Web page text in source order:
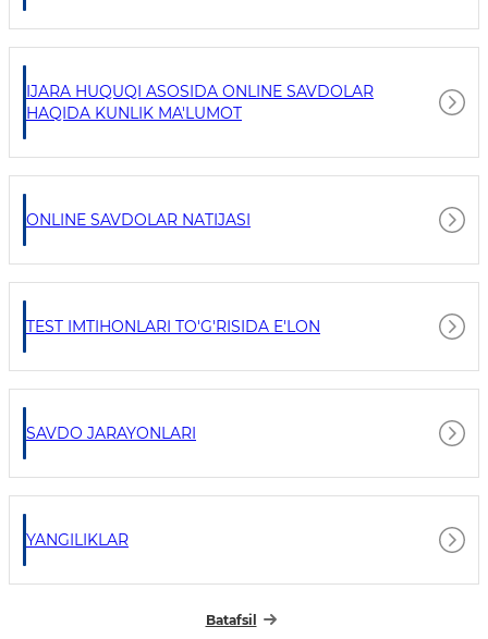
IJARA HUQUQI ASOSIDA ONLINE SAVDOLAR
HAQIDA KUNLIK MA'LUMOT
ONLINE SAVDOLAR NATIJASI
TEST IMTIHONLARI TO'G'RISIDA E'LON
SAVDO JARAYONLARI
YANGILIKLAR
Batafsil